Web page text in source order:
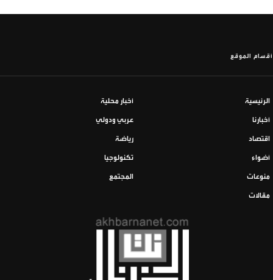
أقسام الموقع
الرئيسية أخبار محلية
أخبارنا عربي ودولي
اقتصاد رياضة
أضواء تكنولوجيا
منوعات المجتمع
مقالات